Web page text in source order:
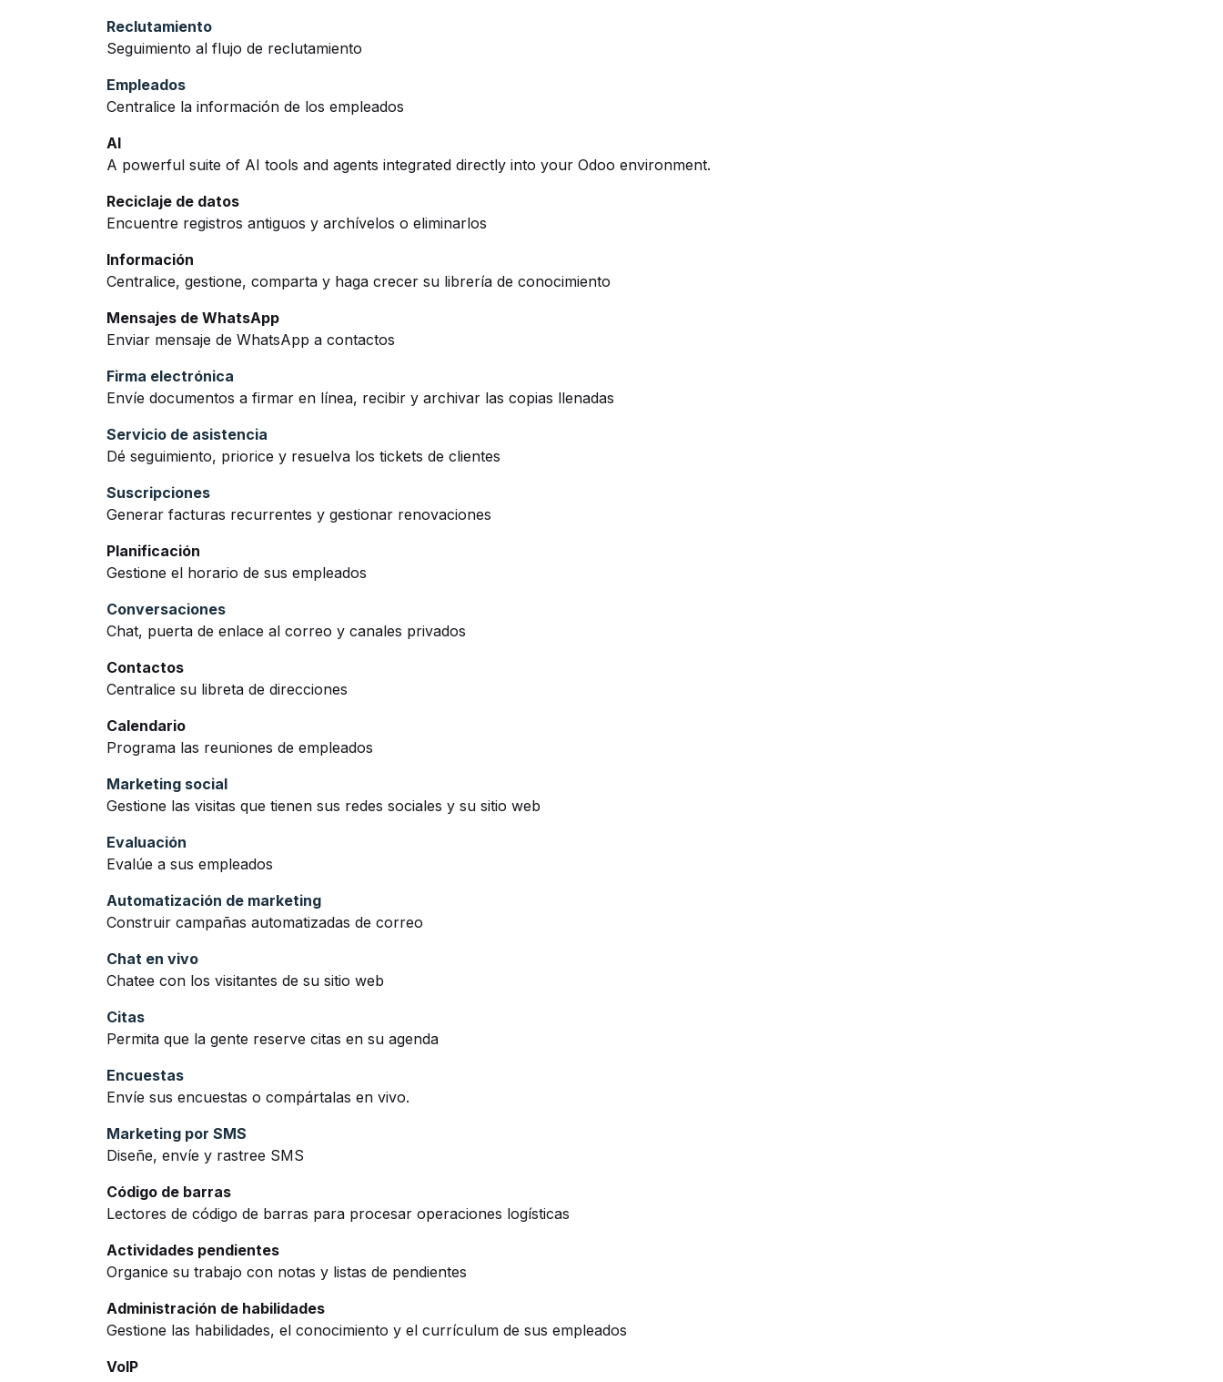
Reclutamiento
Seguimiento al flujo de reclutamiento
Empleados
Centralice la información de los empleados
AI
A powerful suite of AI tools and agents integrated directly into your Odoo environment.
Reciclaje de datos
Encuentre registros antiguos y archívelos o eliminarlos
Información
Centralice, gestione, comparta y haga crecer su librería de conocimiento
Mensajes de WhatsApp
Enviar mensaje de WhatsApp a contactos
Firma electrónica
Envíe documentos a firmar en línea, recibir y archivar las copias llenadas
Servicio de asistencia
Dé seguimiento, priorice y resuelva los tickets de clientes
Suscripciones
Generar facturas recurrentes y gestionar renovaciones
Planificación
Gestione el horario de sus empleados
Conversaciones
Chat, puerta de enlace al correo y canales privados
Contactos
Centralice su libreta de direcciones
Calendario
Programa las reuniones de empleados
Marketing social
Gestione las visitas que tienen sus redes sociales y su sitio web
Evaluación
Evalúe a sus empleados
Automatización de marketing
Construir campañas automatizadas de correo
Chat en vivo
Chatee con los visitantes de su sitio web
Citas
Permita que la gente reserve citas en su agenda
Encuestas
Envíe sus encuestas o compártalas en vivo.
Marketing por SMS
Diseñe, envíe y rastree SMS
Código de barras
Lectores de código de barras para procesar operaciones logísticas
Actividades pendientes
Organice su trabajo con notas y listas de pendientes
Administración de habilidades
Gestione las habilidades, el conocimiento y el currículum de sus empleados
VoIP